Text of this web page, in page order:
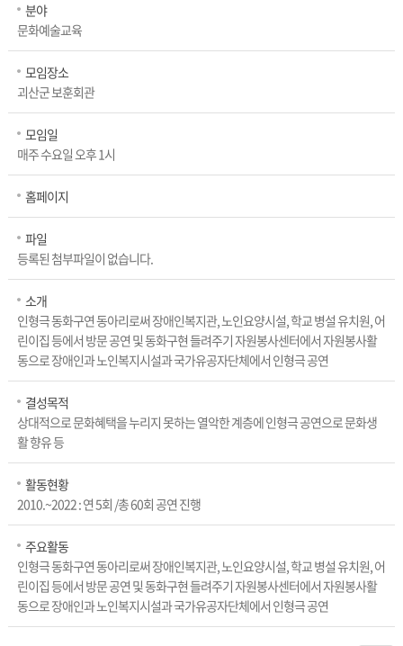
분야
문화예술교육
모임장소
괴산군 보훈회관
모임일
매주 수요일 오후 1시
홈페이지
파일
등록된 첨부파일이 없습니다.
소개
인형극 동화구연 동아리로써 장애인복지관, 노인요양시설, 학교 병설 유치원, 어
린이집 등에서 방문 공연 및 동화구현 들려주기 자원봉사센터에서 자원봉사활
동으로 장애인과 노인복지시설과 국가유공자단체에서 인형극 공연
결성목적
상대적으로 문화혜택을 누리지 못하는 열악한 계층에 인형극 공연으로 문화생
활 향유 등
활동현황
2010.~2022 : 연 5회 /총 60회 공연 진행
주요활동
인형극 동화구연 동아리로써 장애인복지관, 노인요양시설, 학교 병설 유치원, 어
린이집 등에서 방문 공연 및 동화구현 들려주기 자원봉사센터에서 자원봉사활
동으로 장애인과 노인복지시설과 국가유공자단체에서 인형극 공연